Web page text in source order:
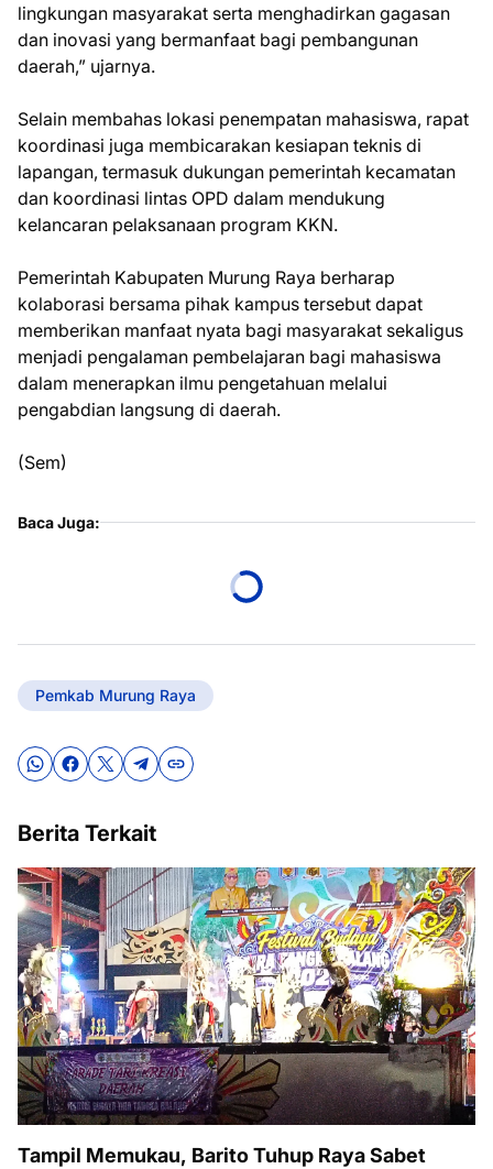
lingkungan masyarakat serta menghadirkan gagasan
dan inovasi yang bermanfaat bagi pembangunan
daerah,” ujarnya.
Selain membahas lokasi penempatan mahasiswa, rapat
koordinasi juga membicarakan kesiapan teknis di
lapangan, termasuk dukungan pemerintah kecamatan
dan koordinasi lintas OPD dalam mendukung
kelancaran pelaksanaan program KKN.
Pemerintah Kabupaten Murung Raya berharap
kolaborasi bersama pihak kampus tersebut dapat
memberikan manfaat nyata bagi masyarakat sekaligus
menjadi pengalaman pembelajaran bagi mahasiswa
dalam menerapkan ilmu pengetahuan melalui
pengabdian langsung di daerah.
(Sem)
Baca Juga:
Pemkab Murung Raya
Berita Terkait
Tampil Memukau, Barito Tuhup Raya Sabet